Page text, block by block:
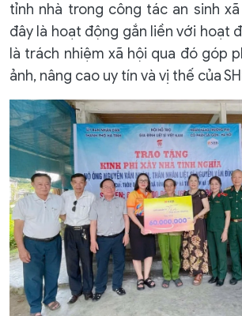
tỉnh nhà trong công tác an sinh
đây là hoạt động gắn liền với hoạt
là trách nhiệm xã hội qua đó góp
ảnh, nâng cao uy tín và vị thế của